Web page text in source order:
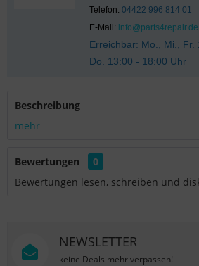
Telefon: 04422 996 814 01
E-Mail: info@parts4repair.de
Erreichbar: Mo., Mi., Fr.
Do. 13:00 - 18:00 Uhr
Beschreibung
mehr
Bewertungen
0
Bewertungen lesen, schreiben und
NEWSLETTER
keine Deals mehr verpassen!